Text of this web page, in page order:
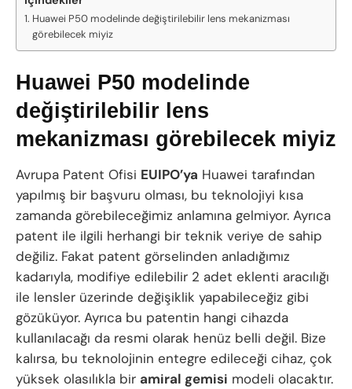
Huawei P50 modelinde değiştirilebilir lens mekanizması
görebilecek miyiz
Huawei P50 modelinde
değiştirilebilir lens
mekanizması görebilecek miyiz
Avrupa Patent Ofisi EUIPO’ya Huawei tarafından
yapılmış bir başvuru olması, bu teknolojiyi kısa
zamanda görebileceğimiz anlamına gelmiyor. Ayrıca
patent ile ilgili herhangi bir teknik veriye de sahip
değiliz. Fakat patent görselinden anladığımız
kadarıyla, modifiye edilebilir 2 adet eklenti aracılığı
ile lensler üzerinde değişiklik yapabileceğiz gibi
gözüküyor. Ayrıca bu patentin hangi cihazda
kullanılacağı da resmi olarak henüz belli değil. Bize
kalırsa, bu teknolojinin entegre edileceği cihaz, çok
yüksek olasılıkla bir amiral gemisi modeli olacaktır.